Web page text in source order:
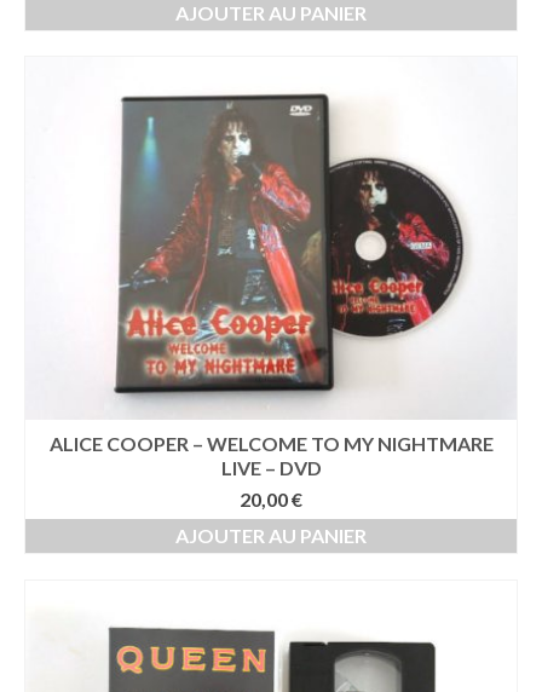
AJOUTER AU PANIER
ALICE COOPER – WELCOME TO MY NIGHTMARE
LIVE – DVD
20,00€
AJOUTER AU PANIER